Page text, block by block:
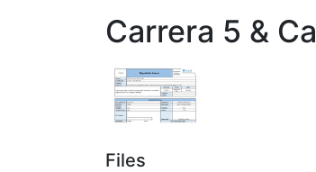
Carrera 5 &
Files